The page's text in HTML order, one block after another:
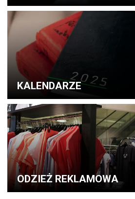
KALENDARZE
ODZIEŻ REKLAMOWA